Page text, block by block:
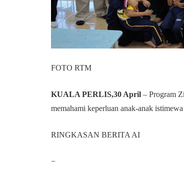
FOTO RTM
KUALA PERLIS,30 April – Program
memahami keperluan anak-anak
RINGKASAN BERITA AI
−